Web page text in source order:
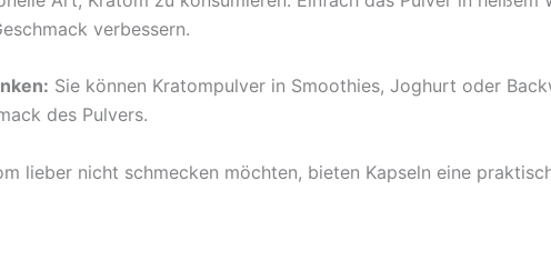
verbessern.
Sie können Kratompulver in Smoothies, Joghurt oder
des Pulvers.
lieber nicht schmecken möchten, bieten Kapseln eine